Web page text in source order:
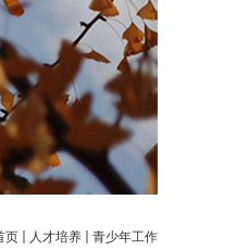
页 人才培养 青少年工作